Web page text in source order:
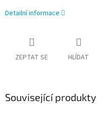
Detailní informace
ZEPTAT SE HLÍDAT
Související produkty